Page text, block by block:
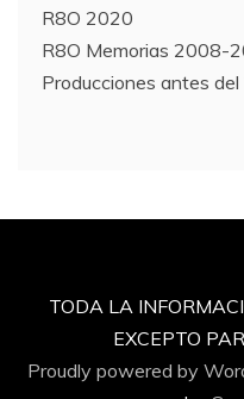
R8O 2020
R8O Memorias 2008-
Producciones antes
TODA LA
EXCEPTO
Proudly powered by